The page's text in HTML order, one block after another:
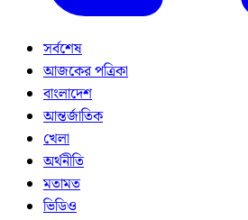
সর্বশেষ
আজকের পত্রিকা
বাংলাদেশ
আন্তর্জাতিক
খেলা
অর্থনীতি
মতামত
ভিডিও